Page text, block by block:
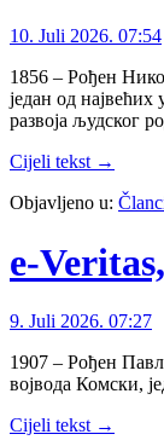
10. Juli 2026. 07:54
1856 – Рођен
један од
развоја људског
Cijeli tekst →
Objavljeno u:
e-
9. Juli 2026. 07:27
1907 – Рођен
војвода Комски,
Cijeli tekst →